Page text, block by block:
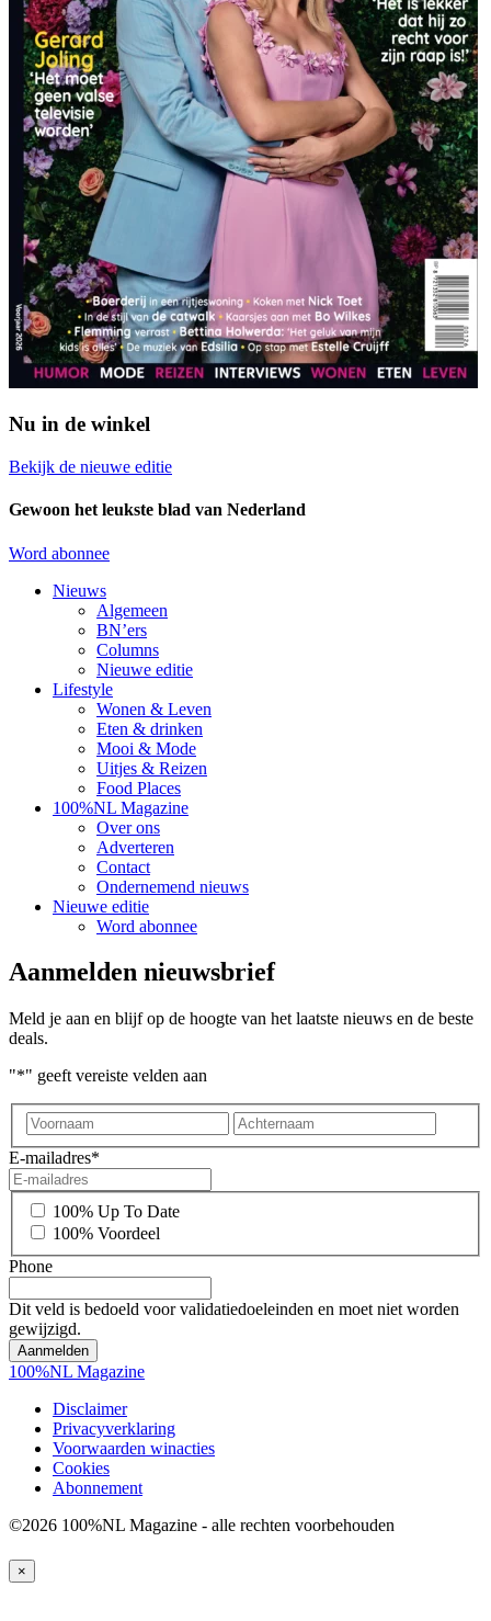
Nu in de winkel
Bekijk de nieuwe editie
Gewoon het leukste blad van Nederland
Word abonnee
Nieuws
Algemeen
BN’ers
Columns
Nieuwe editie
Lifestyle
Wonen & Leven
Eten & drinken
Mooi & Mode
Uitjes & Reizen
Food Places
100%NL Magazine
Over ons
Adverteren
Contact
Ondernemend nieuws
Nieuwe editie
Word abonnee
Aanmelden nieuwsbrief
Meld je aan en blijf op de hoogte van het laatste nieuws en de beste
deals.
"*" geeft vereiste velden aan
Voornaam
E-mailadres*
*
100% Up To Date
100% Voordeel
Phone
Dit veld is bedoeld voor validatiedoeleinden en moet niet worden
gewijzigd.
100%NL Magazine
Disclaimer
Privacyverklaring
Voorwaarden winacties
Cookies
Abonnement
©2026 100%NL Magazine - alle rechten voorbehouden
×